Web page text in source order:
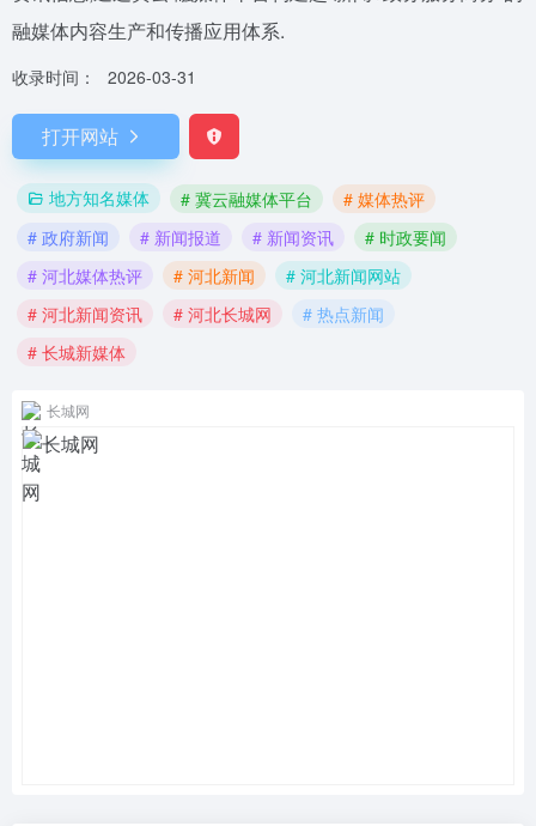
融媒体内容生产和传播应用体系.
收录时间： 2026-03-31
打开网站
地方知名媒体 # 冀云融媒体平台
# 媒体热评
# 政府新闻
# 新闻报道 # 新闻资讯
# 时政要闻
# 河北媒体热评
# 河北新闻
# 河北新闻网站
# 河北新闻资讯
# 河北长城网
# 热点新闻
# 长城新媒体
长城网